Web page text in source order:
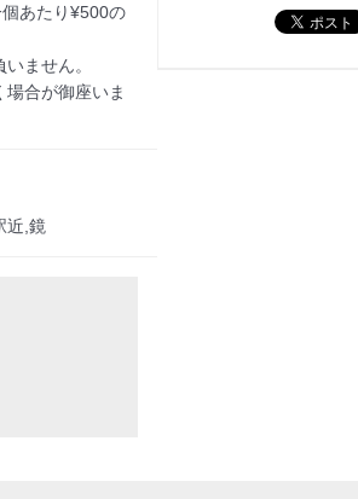
あたり¥500の
ません。
合が御座いま
近,鏡